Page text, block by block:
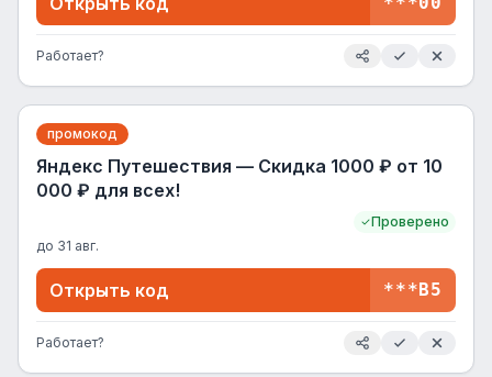
Работает?
промокод
Яндекс Путешествия — Скидка 1000 ₽ от 10
000 ₽ для всех!
Проверено
до 31 авг.
Открыть код ***B5
Работает?